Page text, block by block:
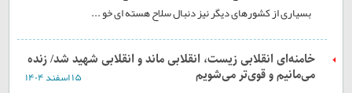
بسیاری از کشورهای دیگر نیز دنبال سلاح هسته ای خو ...
خامنه‌ای انقلابی زیست، انقلابی ماند و انقلابی شهید شد/ زنده
می‌مانیم و قوی‌تر می‌شویم ۱۵ اسفند ۱۴۰۴